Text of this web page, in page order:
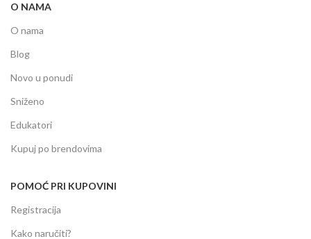
O NAMA
O nama
Blog
Novo u ponudi
Sniženo
Edukatori
Kupuj po brendovima
POMOĆ PRI KUPOVINI
Registracija
Kako naručiti?